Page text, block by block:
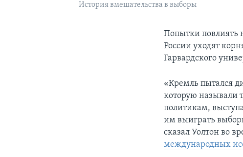
История вмешательства в выборы
Попытки повлиять
России уходят
Гарвардского
«Кремль пытался
которую называли
политикам,
им выиграть
сказал Уолтон во
международных